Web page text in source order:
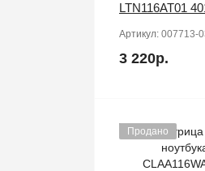
LTN116AT01
Артикул: 007713-
3 220р.
Продано